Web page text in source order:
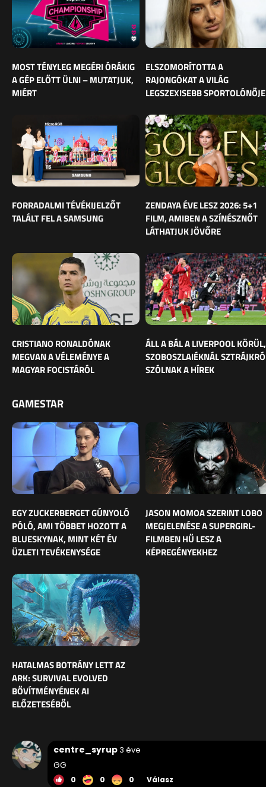
MOST TÉNYLEG MEGÉRI ÓRÁKIG
A GÉP ELŐTT ÜLNI – MUTATJUK,
MIÉRT
ELSZOMORÍTOTTA A
RAJONGÓKAT A VILÁG
LEGSZEXISEBB SPORTOLÓNŐJE
FORRADALMI TÉVÉKIJELZŐT
TALÁLT FEL A SAMSUNG
ZENDAYA ÉVE LESZ 2026: 5+1
FILM, AMIBEN A SZÍNÉSZNŐT
LÁTHATJUK JÖVŐRE
CRISTIANO RONALDÓNAK
MEGVAN A VÉLEMÉNYE A
MAGYAR FOCISTÁRÓL
ÁLL A BÁL A LIVERPOOL KÖRÜL,
SZOBOSZLAIÉKNÁL
SZÓLNAK A HÍREK
GAMESTAR
EGY ZUCKERBERGET GÚNYOLÓ
PÓLÓ, AMI TÖBBET HOZOTT A
BLUESKYNAK, MINT KÉT ÉV
ÜZLETI TEVÉKENYSÉGE
JASON MOMOA SZERINT LOBO
MEGJELENÉSE A SUPERGIRL-
FILMBEN HŰ LESZ A
KÉPREGÉNYEKHEZ
HATALMAS BOTRÁNY LETT AZ
ARK: SURVIVAL EVOLVED
BŐVÍTMÉNYÉNEK AI
ELŐZETESÉBŐL
centre_syrup3 éve
GG
0 0 0 Válasz